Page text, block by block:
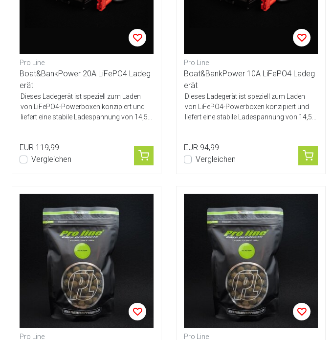
Pro Line
Boat&BankPower 20A LiFePO4 Ladeg
erät
Dieses Ladegerät ist speziell zum Laden
von LiFePO4-Powerboxen konzipiert und
liefert eine stabile Ladespannung von 14,5...
EUR 119,99
Vergleichen
Pro Line
Boat&BankPower 10A LiFePO4 Ladeg
erät
Dieses Ladegerät ist speziell zum Laden
von LiFePO4-Powerboxen konzipiert und
liefert eine stabile Ladespannung von 14,5...
EUR 94,99
Vergleichen
Pro Line Pro Line